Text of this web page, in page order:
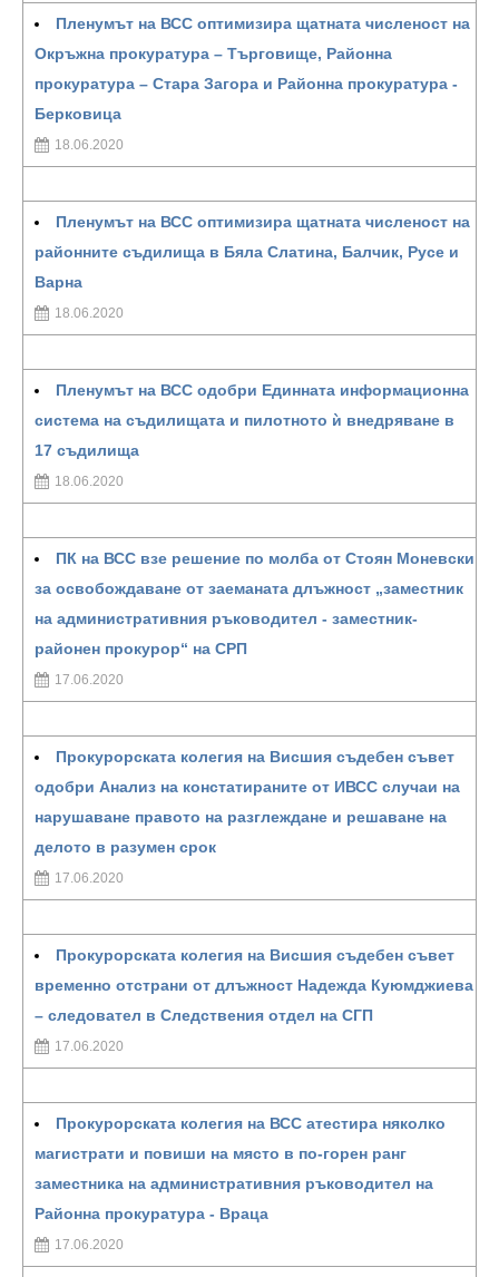
Пленумът на ВСС оптимизира щатната численост на
Окръжна прокуратура – Търговище, Районна
прокуратура – Стара Загора и Районна прокуратура -
Берковица
18.06.2020
Пленумът на ВСС оптимизира щатната численост на
районните съдилища в Бяла Слатина, Балчик, Русе и
Варна
18.06.2020
Пленумът на ВСС одобри Единната информационна
система на съдилищата и пилотното ѝ внедряване в
17 съдилища
18.06.2020
ПК на ВСС взе решение по молба от Стоян Моневски
за освобождаване от заеманата длъжност „заместник
на административния ръководител - заместник-
районен прокурор“ на СРП
17.06.2020
Прокурорската колегия на Висшия съдебен съвет
одобри Анализ на констатираните от ИВСС случаи на
нарушаване правото на разглеждане и решаване на
делото в разумен срок
17.06.2020
Прокурорската колегия на Висшия съдебен съвет
временно отстрани от длъжност Надежда Куюмджиева
– следовател в Следствения отдел на СГП
17.06.2020
Прокурорската колегия на ВСС атестира няколко
магистрати и повиши на място в по-горен ранг
заместника на административния ръководител на
Районна прокуратура - Враца
17.06.2020